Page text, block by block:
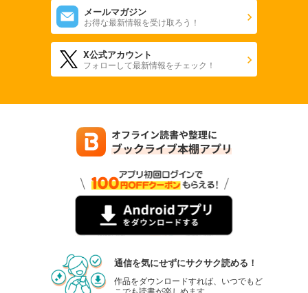
メールマガジン
お得な最新情報を受け取ろう！
X公式アカウント
フォローして最新情報をチェック！
通信を気にせずにサクサク読める！
作品をダウンロードすれば、いつでもど
こでも読書が楽しめます。